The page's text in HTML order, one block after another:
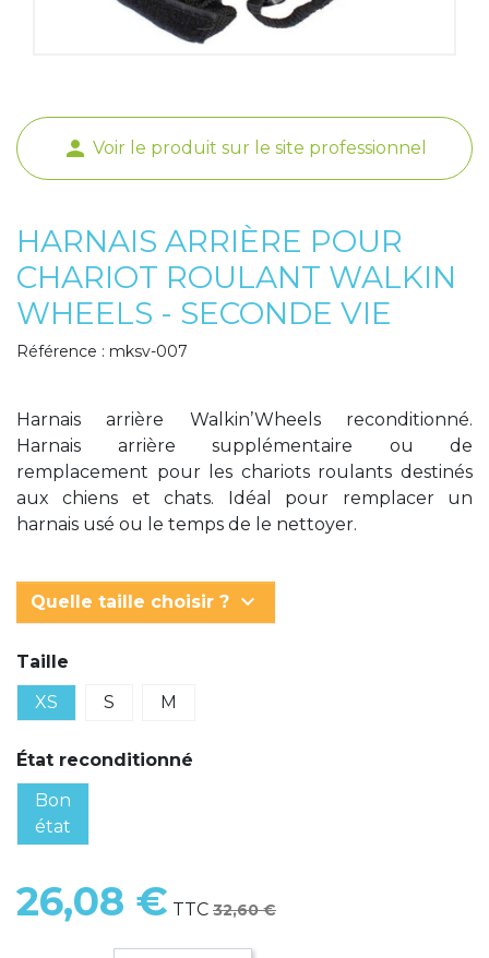
person Voir le produit sur le site professionnel
HARNAIS ARRIÈRE POUR
CHARIOT ROULANT WALKIN
WHEELS - SECONDE VIE
Référence : mksv-007
Harnais arrière Walkin’Wheels reconditionné.
Harnais arrière supplémentaire ou de
remplacement pour les chariots roulants destinés
aux chiens et chats. Idéal pour remplacer un
harnais usé ou le temps de le nettoyer.
Quelle taille choisir ? keyboard_arrow_down
Taille
XS
S M
État reconditionné
Bon
état
26,08 € TTC 32,60 €